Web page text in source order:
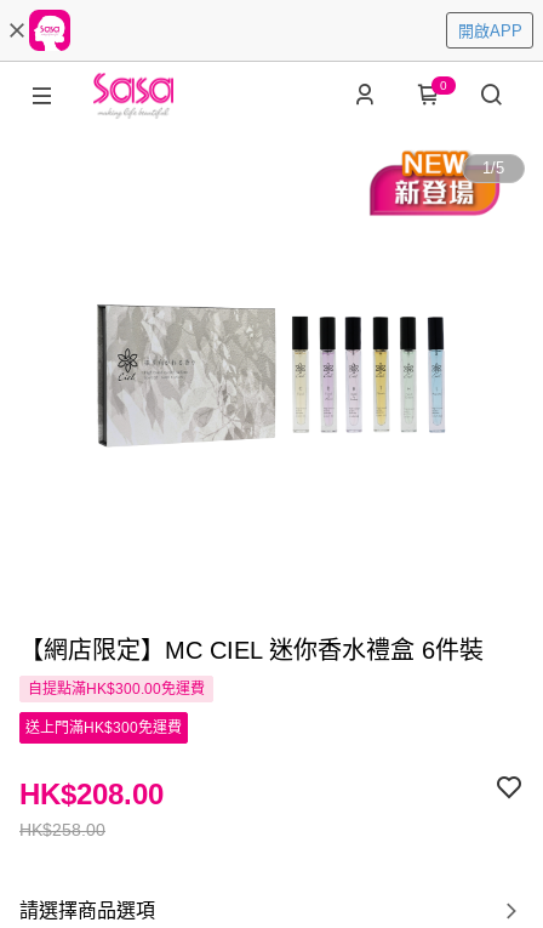
開啟APP
0
1/5
【網店限定】MC CIEL 迷你香水禮盒 6件裝
自提點滿HK$300.00免運費
送上門滿HK$300免運費
HK$258.00
HK$208.00
請選擇商品選項